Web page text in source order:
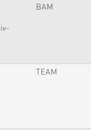
BAM
TEAM